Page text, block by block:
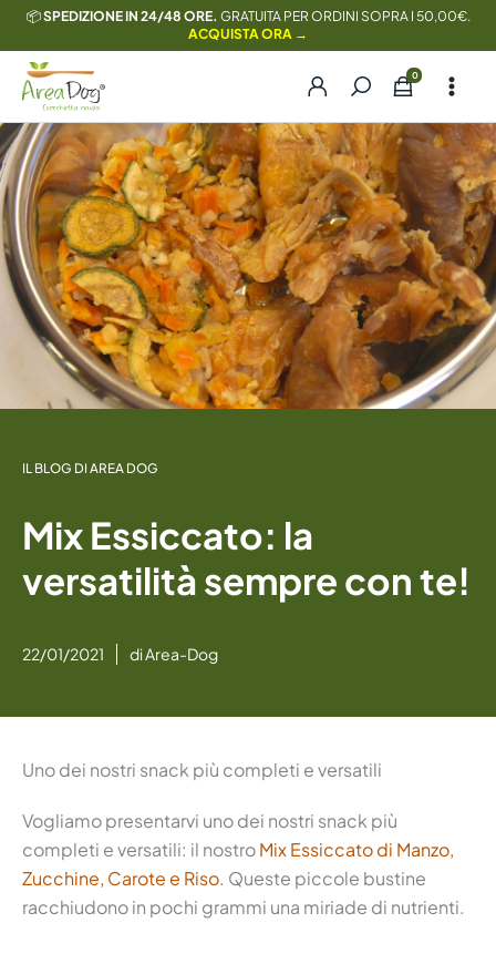
contenuto
📦SPEDIZIONE IN 24/48 ORE. GRATUITA PER ORDINI SOPRA I 50,00€.
ACQUISTA ORA →
IL BLOG DI AREA DOG
Mix Essiccato: la
versatilità sempre con te!
22/01/2021 diArea-Dog
Uno dei nostri snack più completi e versatili
Vogliamo presentarvi uno dei nostri snack più
completi e versatili: il nostroMix Essiccato di Manzo,
Zucchine, Carote e Riso. Queste piccole bustine
racchiudono in pochi grammi una miriade di nutrienti.